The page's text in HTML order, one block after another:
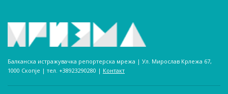
Балканска истражувачка репортерска мрежа | Ул. Мирослав Крлежа 67,
1000 Скопје | тел. +38923290280­ | Контакт